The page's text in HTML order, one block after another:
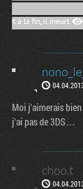
Moi j'aimerais
j'ai pas de 3DS…
choo.t